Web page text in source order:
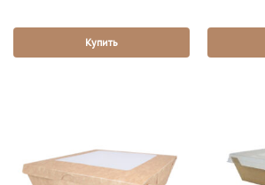
Купить